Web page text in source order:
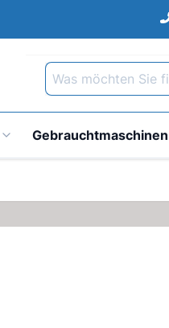
Was möchten Sie
Gebrauchtmaschinen